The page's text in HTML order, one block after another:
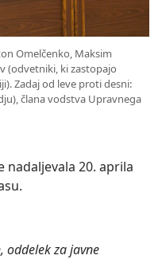
Omelčenko, Maksim
(odvetniki, ki zastopajo
Zadaj od leve proti desni:
člana vodstva Upravnega
nadaljevala 20. aprila
oddelek za javne